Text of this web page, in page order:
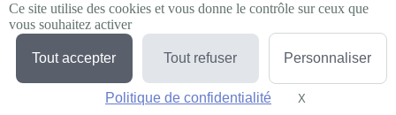
Suivez-nous
Linkedin
Facebook
Twitter
Ce site utilise des cookies et vous donne le contrôle sur ceux que
vous souhaitez activer
Tout accepter Tout refuser Personnaliser
Politique de confidentialité X